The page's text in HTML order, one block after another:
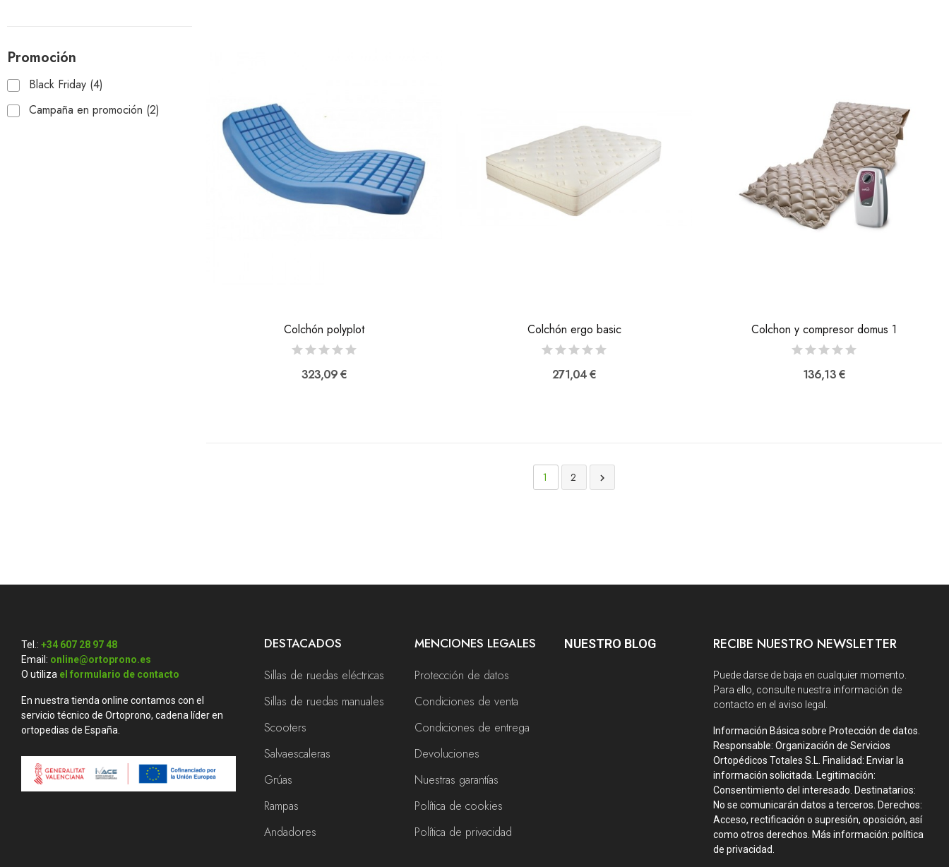
Promoción
Black Friday (4)
Campaña en promoción (2)
Colchón polyplot
323,09 €
Colchón ergo basic
271,04 €
Colchon y compresor domus 1
136,13 €
1 2 
Tel.: +34 607 28 97 48
Email: online@ortoprono.es
O utiliza el formulario de contacto
En nuestra tienda online contamos con el
servicio técnico de Ortoprono, cadena líder en
ortopedias de España.
DESTACADOS
Sillas de ruedas eléctricas
Sillas de ruedas manuales
Scooters
Salvaescaleras
Grúas
Rampas
Andadores
MENCIONES LEGALES
Protección de datos
Condiciones de venta
Condiciones de entrega
Devoluciones
Nuestras garantías
Política de cookies
Política de privacidad
NUESTRO BLOG RECIBE NUESTRO NEWSLETTER
Puede darse de baja en cualquier momento.
Para ello, consulte nuestra información de
contacto en el aviso legal.
Información Básica sobre Protección de datos.
Responsable: Organización de Servicios
Ortopédicos Totales S.L. Finalidad: Enviar la
información solicitada. Legitimación:
Consentimiento del interesado. Destinatarios:
No se comunicarán datos a terceros. Derechos:
Acceso, rectificación o supresión, oposición, así
como otros derechos. Más información: política
de privacidad.